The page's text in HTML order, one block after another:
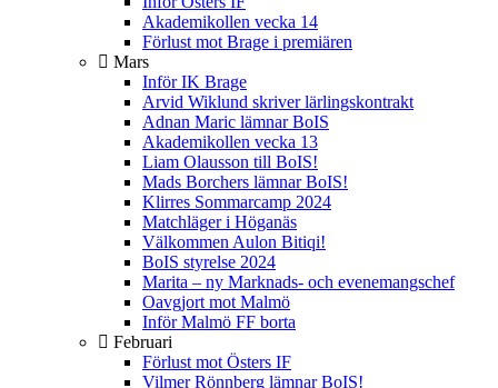
Akademikollen vecka 14
Förlust mot Brage i premiären
Mars
Inför IK Brage
Arvid Wiklund skriver lärlingskontrakt
Adnan Maric lämnar BoIS
Akademikollen vecka 13
Liam Olausson till BoIS!
Mads Borchers lämnar BoIS!
Klirres Sommarcamp 2024
Matchläger i Höganäs
Välkommen Aulon Bitiqi!
BoIS styrelse 2024
Marita – ny Marknads- och evenemangschef
Oavgjort mot Malmö
Inför Malmö FF borta
Februari
Förlust mot Östers IF
Vilmer Rönnberg lämnar BoIS!